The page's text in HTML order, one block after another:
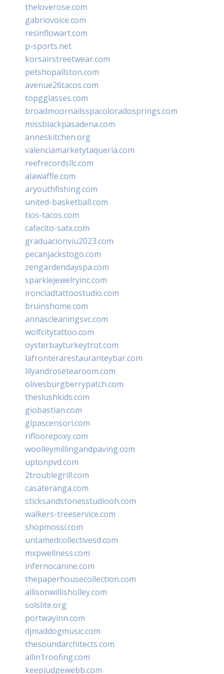
theloverose.com
gabriovoice.com
resinflowart.com
p-sports.net
korsairstreetwear.com
petshopallston.com
avenue26tacos.com
topgglasses.com
broadmoornailsspacoloradosprings.com
missblackpasadena.com
anneskitchen.org
valenciamarketytaqueria.com
reefrecordsllc.com
alawaffle.com
aryouthfishing.com
united-basketball.com
tios-tacos.com
cafecito-satx.com
graduacionviu2023.com
pecanjackstogo.com
zengardendayspa.com
sparklejewelryinc.com
ironcladtattoostudio.com
bruinshome.com
annascleaningsvc.com
wolfcitytattoo.com
oysterbayturkeytrot.com
lafronterarestauranteybar.com
lilyandrosetearoom.com
olivesburgberrypatch.com
theslushkids.com
giobastian.com
glpascensori.com
rifloorepoxy.com
woolleymillingandpaving.com
uptonpvd.com
2troublegrill.com
casateranga.com
sticksandstonesstudiooh.com
walkers-treeservice.com
shopmossi.com
untamedcollectivesd.com
mxpwellness.com
infernocanine.com
thepaperhousecollection.com
allisonwillisholley.com
solslite.org
portwayinn.com
djmaddogmusic.com
thesoundarchitects.com
allin1roofing.com
keepjudgewebb.com